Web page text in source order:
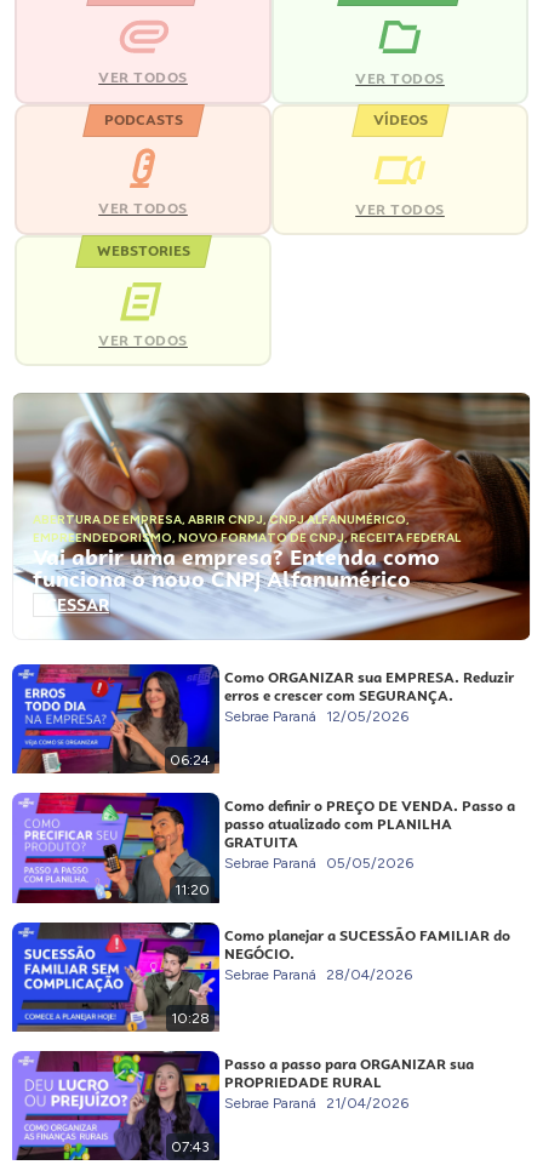
VER TODOS VER TODOS
PODCASTS
VER TODOS
VÍDEOS
VER TODOS
WEBSTORIES
VER TODOS
ABERTURA DE EMPRESA, ABRIR CNPJ,CNPJ ALFANUMÉRICO,
EMPREENDEDORISMO, NOVO FORMATO DE CNPJ,RECEITA FEDERAL
Vai abrir uma empresa? Entenda como
funciona o novo CNPJ Alfanumérico
ACESSAR
06:24
Como ORGANIZAR sua EMPRESA. Reduzir
erros e crescer com SEGURANÇA.
Sebrae Paraná 12/05/2026
11:20
Como definir o PREÇO DE VENDA. Passo a
passo atualizado com PLANILHA
GRATUITA
Sebrae Paraná 05/05/2026
10:28
Como planejar a SUCESSÃO FAMILIAR do
NEGÓCIO.
Sebrae Paraná 28/04/2026
07:43
Passo a passo para ORGANIZAR sua
PROPRIEDADE RURAL
Sebrae Paraná 21/04/2026